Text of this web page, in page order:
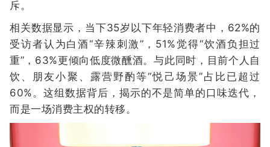
斥。
相关数据显示，当下35岁以下年轻消费者中，62%的
受访者认为白酒“辛辣刺激”，51%觉得“饮酒负担过
重”，63%更倾向低度微醺酒。与此同时，目前个人自
饮、朋友小聚、露营野酌等“悦己场景”占比已超过
60%。这组数据背后，揭示的不是简单的口味迭代，
而是一场消费主权的转移。